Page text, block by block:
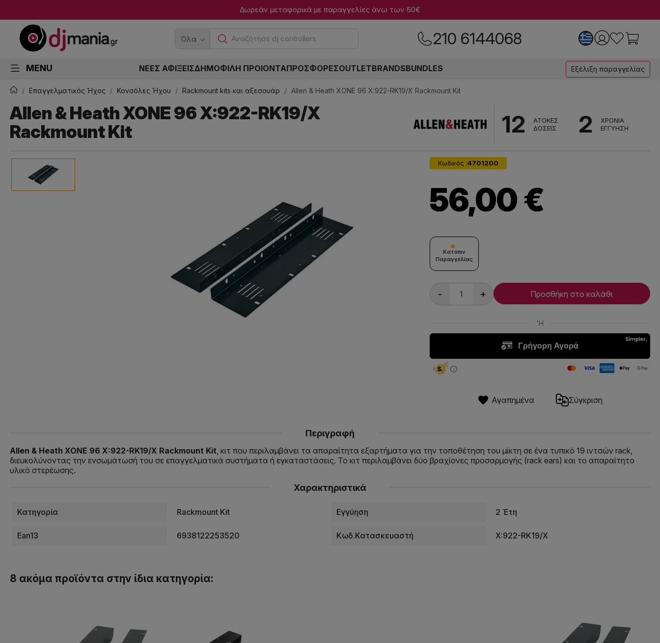
Δωρεάν μεταφορικά με παραγγελίες άνω των 60€
Όλα Ανα 210 6144068
MENU ΝΕΕΣ ΑΦΙΞΕΙΣΔΗΜΟΦΙΛΗ ΠΡΟΙΟΝΤΑΠΡΟΣΦΟΡΕΣOUTLETBRANDSBUNDLES Εξέλιξη παραγγελίας
Επαγγελματικός Ήχος Κονσόλες Ήχου Rackmount kits και αξεσουάρ Allen & Heath XONE 96 X:922-RK19/X Rackmount Kit
Allen & Heath XONE 96 X:922-RK19/X
Rackmount Kit
12
ΑΤΟΚΕΣ
ΔΟΣΕΙΣ
2
ΧΡΟΝΙΑ
ΕΓΓΥΗΣΗ
Κωδικός :4701200
56,00 €
Κατόπιν
Παραγγελίας
- + Προσθήκη στο καλάθι
Αγαπημένα Σύγκριση
Περιγραφή
Allen & Heath XONE 96 X:922-RK19/X Rackmount Kit , κιτ που περιλαμβάνει τα απαραίτητα εξαρτήματα για την τοποθέτηση του μίκτη σε ένα τυπικό 19 ιντσών rack,
διευκολύνοντας την ενσωμάτωσή του σε επαγγελματικά συστήματα ή εγκαταστάσεις. Το κιτ περιλαμβάνει δύο βραχίονες προσαρμογής (rack ears) και το απαραίτητο
υλικό στερέωσης.
Χαρακτηριστικά
Κατηγορία Rackmount Kit Εγγύηση 2 Έτη
Ean13 6938122253520 Κωδ.Κατασκευαστή X:922-RK19/X
8 ακόμα προϊόντα στην ίδια κατηγορία: